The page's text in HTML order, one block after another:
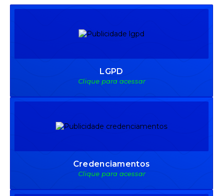
LGPD
Clique para acessar
Credenciamentos
Clique para acessar